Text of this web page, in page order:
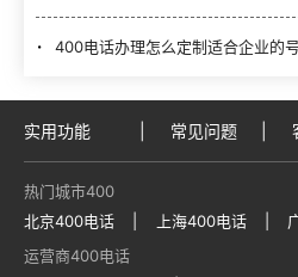
400电话办理怎么定制适合企业的号
实用功能 常见问题
热门城市400
北京400电话
上海400电话
运营商400电话